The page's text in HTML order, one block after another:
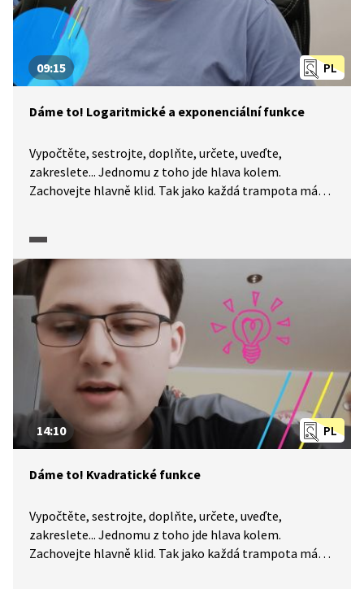
PL
09:15
Dáme to! Logaritmické a exponenciální funkce
Vypočtěte, sestrojte, doplňte, určete, uveďte,
zakreslete... Jednomu z toho jde hlava kolem.
Zachovejte hlavně klid. Tak jako každá trampota má
je maturitní zkouška z matematiky každý rok trochu
jiná, okruhy popsané CERMATem se příliš nemění
a nároky na úspěšné složení maturity jsou popsány
poměrně přesně. A my a naše pracovní listy jsme tu
proto, abychom vám pomohli je splnit. Dnes se
společně podíváme na logaritmické a exponenciální
funkce.
PL
14:10
Dáme to! Kvadratické funkce
Vypočtěte, sestrojte, doplňte, určete, uveďte,
zakreslete... Jednomu z toho jde hlava kolem.
Zachovejte hlavně klid. Tak jako každá trampota má